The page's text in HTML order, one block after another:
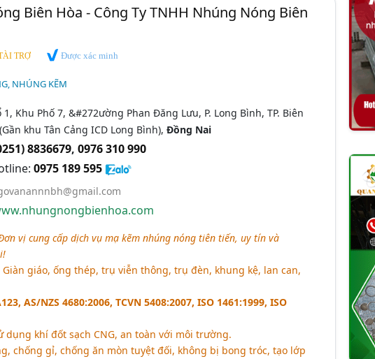
Biên Hòa - Công Ty TNHH Nhúng Nóng Biên
TRỢ Được xác minh
NHÚNG KẼM
1, Khu Phố 7, &#272ường Phan Đăng Lưu, P. Long Bình, TP. Biên
khu Tân Cảng ICD Long Bình), Đồng Nai
8836679, 0976 310 990
0975 189 595
vị cung cấp dịch vụ mạ kẽm nhúng nóng tiên tiến, uy tín và
giáo, ống thép, trụ viễn thông, trụ đèn, khung kệ, lan can,
AS/NZS 4680:2006, TCVN 5408:2007, ISO 1461:1999, ISO
khí đốt sạch CNG, an toàn với môi trường.
chống gỉ, chống ăn mòn tuyệt đối, không bị bong tróc, tạo lớp